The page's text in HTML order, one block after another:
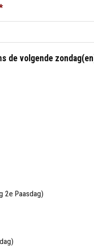
de volgende
2e Paasdag)